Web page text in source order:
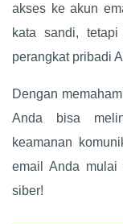
akses ke akun
kata sandi,
perangkat pribadi
Dengan
Anda bisa
keamanan
email Anda mulai
siber!